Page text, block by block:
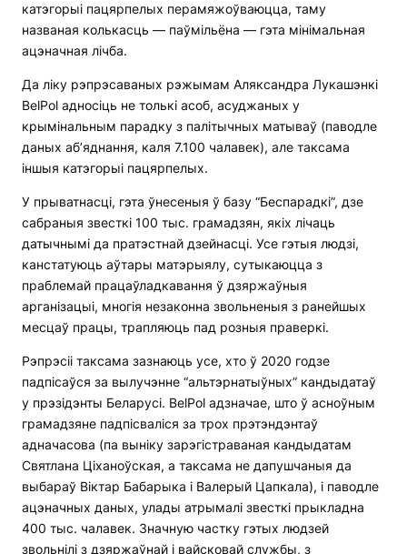
катэгорыі пацярпелых перамяжоўваюцца, таму
названая колькасць — паўмільёна — гэта мінімальная
ацэначная лічба.
Да ліку рэпрэсаваных рэжымам Аляксандра Лукашэнкі
BelPol адносіць не толькі асоб, асуджаных у
крымінальным парадку з палітычных матываў (паводле
даных аб’яднання, каля 7.100 чалавек), але таксама
іншыя катэгорыі пацярпелых.
У прыватнасці, гэта ўнесеныя ў базу “Беспарадкі”, дзе
сабраныя звесткі 100 тыс. грамадзян, якіх лічаць
датычнымі да пратэстнай дзейнасці. Усе гэтыя людзі,
канстатуюць аўтары матэрыялу, сутыкаюцца з
праблемай працаўладкавання ў дзяржаўныя
арганізацыі, многія незаконна звольненыя з ранейшых
месцаў працы, трапляюць пад розныя праверкі.
Рэпрэсіі таксама зазнаюць усе, хто ў 2020 годзе
падпісаўся за вылучэнне “альтэрнатыўных” кандыдатаў
у прэзідэнты Беларусі. BelPol адзначае, што ў асноўным
грамадзяне падпісваліся за трох прэтэндэнтаў
адначасова (па выніку зарэгістраваная кандыдатам
Святлана Ціханоўская, а таксама не дапушчаныя да
выбараў Віктар Бабарыка і Валерый Цапкала), і паводле
ацэначных даных, улады атрымалі звесткі прыкладна
400 тыс. чалавек. Значную частку гэтых людзей
звольнілі з дзяржаўнай і вайсковай службы, з